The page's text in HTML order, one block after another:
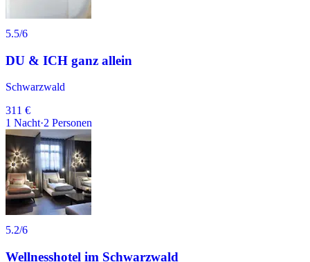
5.5/6
DU & ICH ganz allein
Schwarzwald
311 €
1 Nacht·2 Personen
5.2/6
Wellnesshotel im Schwarzwald